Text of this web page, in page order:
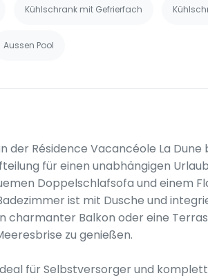
Kühlschrank mit Gefrierfach
Aussen Pool
der Résidence Vacancéole La
für einen unabhängigen
Doppelschlafsofa und einem
ist mit Dusche und
charmanter Balkon oder eine
zu genießen.
für Selbstversorger und